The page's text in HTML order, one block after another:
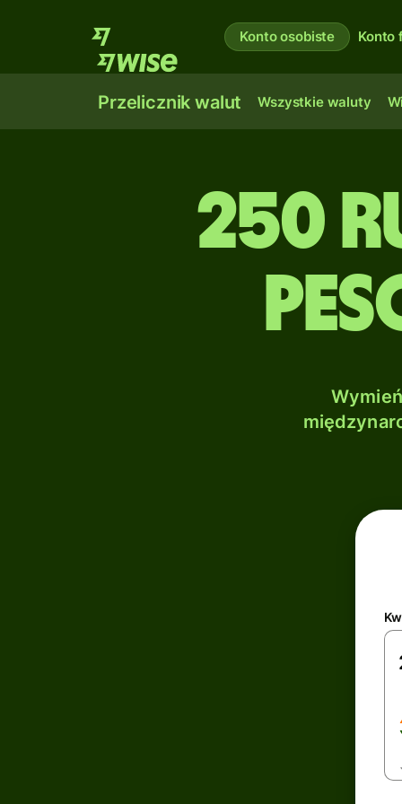
Konto osobiste Konto
Przelicznik walut Wszystkie waluty
250